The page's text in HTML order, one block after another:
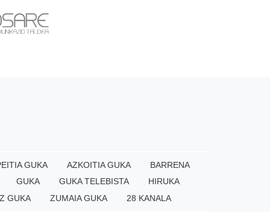
GUKA AZKOITIA GUKA
BARRENA
GUKA
GUKA TELEBISTA
HIRUKA
GUKA
ZUMAIA GUKA 28 KANALA